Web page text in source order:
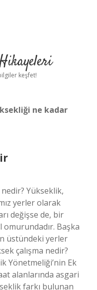
keşfet!
ne kadar
Yükseklik,
yerler olarak
değişse de, bir
Başka
üstündeki yerler
çalışma nedir?
Yönetmeliği’nin Ek
alanlarında asgari
farkı bulunan